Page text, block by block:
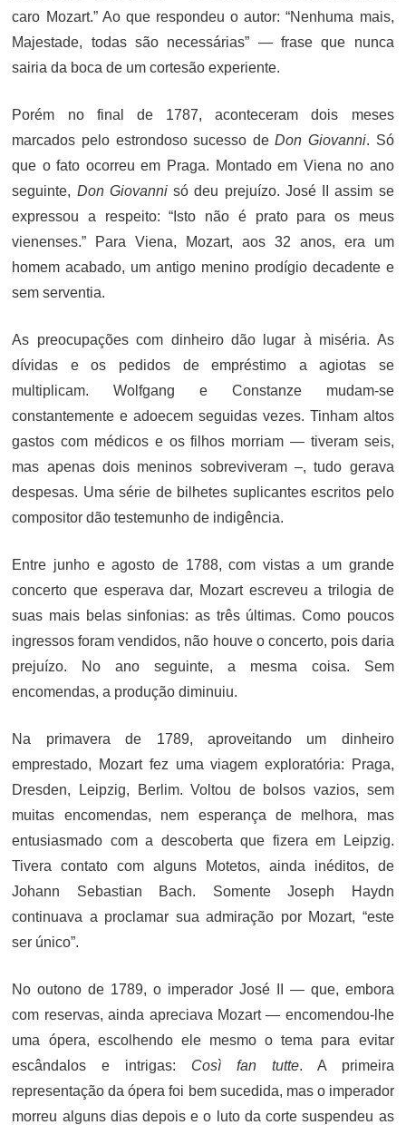
caro Mozart.” Ao que respondeu o autor: “Nenhuma mais,
Majestade, todas são necessárias” — frase que nunca
sairia da boca de um cortesão experiente.
Porém no final de 1787, aconteceram dois meses
marcados pelo estrondoso sucesso deDon Giovanni. Só
que o fato ocorreu em Praga. Montado em Viena no ano
seguinte, Don Giovannisó deu prejuízo. José II assim se
expressou a respeito: “Isto não é prato para os meus
vienenses.” Para Viena, Mozart, aos 32 anos, era um
homem acabado, um antigo menino prodígio decadente e
sem serventia.
As preocupações com dinheiro dão lugar à miséria. As
dívidas e os pedidos de empréstimo a agiotas se
multiplicam. Wolfgang e Constanze mudam-se
constantemente e adoecem seguidas vezes. Tinham altos
gastos com médicos e os filhos morriam — tiveram seis,
mas apenas dois meninos sobreviveram –, tudo gerava
despesas. Uma série de bilhetes suplicantes escritos pelo
compositor dão testemunho de indigência.
Entre junho e agosto de 1788, com vistas a um grande
concerto que esperava dar, Mozart escreveu a trilogia de
suas mais belas sinfonias: as três últimas. Como poucos
ingressos foram vendidos, não houve o concerto, pois daria
prejuízo. No ano seguinte, a mesma coisa. Sem
encomendas, a produção diminuiu.
Na primavera de 1789, aproveitando um dinheiro
emprestado, Mozart fez uma viagem exploratória: Praga,
Dresden, Leipzig, Berlim. Voltou de bolsos vazios, sem
muitas encomendas, nem esperança de melhora, mas
entusiasmado com a descoberta que fizera em Leipzig.
Tivera contato com alguns Motetos, ainda inéditos, de
Johann Sebastian Bach. Somente Joseph Haydn
continuava a proclamar sua admiração por Mozart, “este
ser único”.
No outono de 1789, o imperador José II — que, embora
com reservas, ainda apreciava Mozart — encomendou-lhe
uma ópera, escolhendo ele mesmo o tema para evitar
escândalos e intrigas: Così fan tutte. A primeira
representação da ópera foi bem sucedida, mas o imperador
morreu alguns dias depois e o luto da corte suspendeu as